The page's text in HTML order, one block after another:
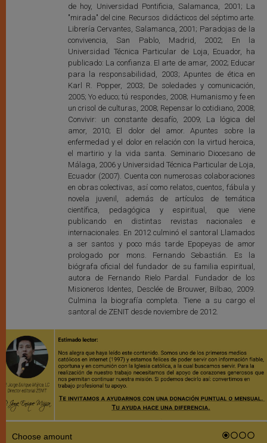
de hoy, Universidad Pontificia, Salamanca, 2001; La
"mirada" del cine. Recursos didácticos del séptimo arte.
Librería Cervantes, Salamanca, 2001; Paradojas de la
convivencia, San Pablo, Madrid, 2002; En la
Universidad Técnica Particular de Loja, Ecuador, ha
publicado: La confianza. El arte de amar, 2002; Educar
para la responsabilidad, 2003; Apuntes de ética en
Karl R. Popper, 2003; De soledades y comunicación,
2005; Yo educo; tú respondes, 2008; Humanismo y fe en
un crisol de culturas, 2008; Repensar lo cotidiano, 2008;
Convivir: un constante desafío, 2009; La lógica del
amor, 2010; El dolor del amor. Apuntes sobre la
enfermedad y el dolor en relación con la virtud heroica,
el martirio y la vida santa. Seminario Diocesano de
Málaga, 2006 y Universidad Técnica Particular de Loja,
Ecuador (2007). Cuenta con numerosas colaboraciones
en obras colectivas, así como relatos, cuentos, fábula y
novela juvenil, además de artículos de temática
científica, pedagógica y espiritual, que viene
publicando en distintas revistas nacionales e
internacionales. En 2012 culminó el santoral Llamados
a ser santos y poco más tarde Epopeyas de amor
prologado por mons. Fernando Sebastián. Es la
biógrafa oficial del fundador de su familia espiritual,
autora de Fernando Rielo Pardal. Fundador de los
Misioneros Identes, Desclée de Brouwer, Bilbao, 2009.
Culmina la biografía completa. Tiene a su cargo el
santoral de ZENIT desde noviembre de 2012.